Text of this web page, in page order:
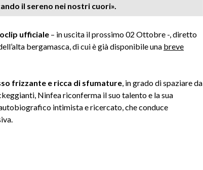
il sereno nei nostri cuori».
ufficiale – in uscita il prossimo 02 Ottobre -, diretto
bergamasca, di cui è già disponibile una breve
frizzante e ricca di sfumature, in grado di spaziare da
Ninfea riconferma il suo talento e la sua
intimista e ricercato, che conduce